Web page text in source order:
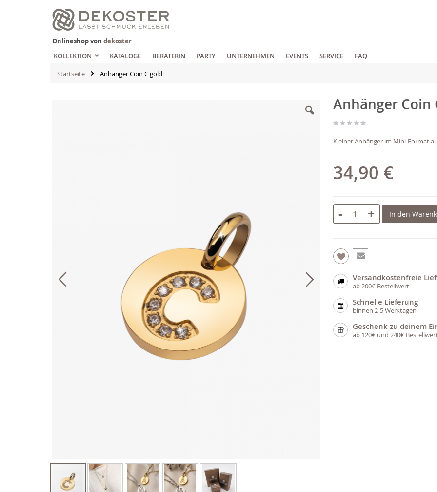
Zum
Inhalt
springen
Onlineshop von dekoster
KOLLEKTION
KATALOGE BERATERIN PARTY UNTERNEHMEN EVENTS SERVICE FAQ
Startseite Anhänger Coin C gold
Anhänger Coin
Kleiner Anhänger im Mini-Format
34,90 €
- + In den
Versandkostenfreie
ab 200€ Bestellwert
Schnelle Lieferung
binnen 2-5 Werktagen
Geschenk zu deinem
ab 120€ und 240€